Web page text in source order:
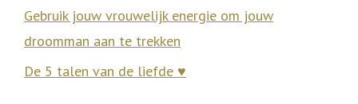
Gebruik jouw vrouwelijk energie om jouw
droomman aan te trekken
De 5 talen van de liefde ♥️